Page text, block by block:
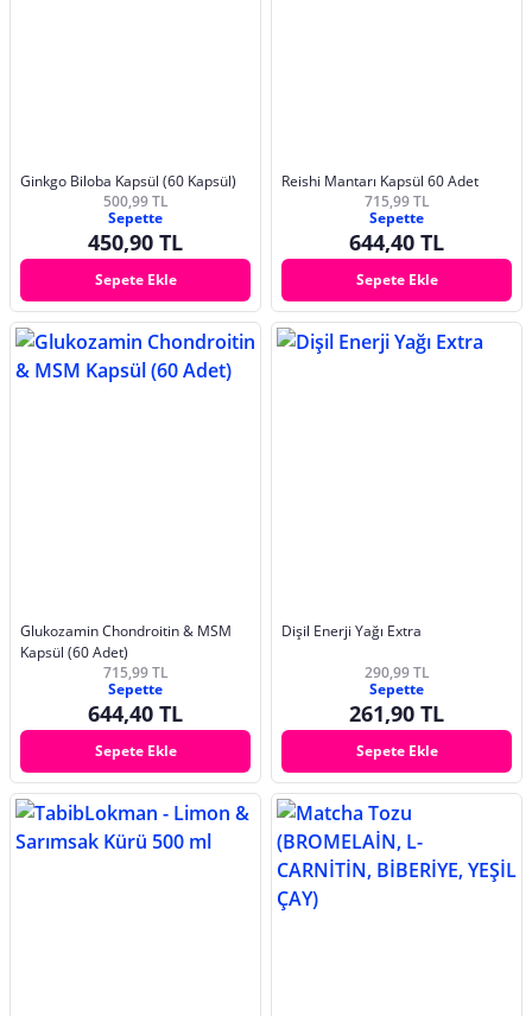
Ginkgo Biloba Kapsül (60 Kapsül)
500,99 TL
Sepette
450,90 TL
Sepete Ekle
Reishi Mantarı Kapsül 60 Adet
715,99 TL
Sepette
644,40 TL
Sepete Ekle
Glukozamin Chondroitin & MSM
Kapsül (60 Adet)
715,99 TL
Sepette
644,40 TL
Sepete Ekle
Dişil Enerji Yağı Extra
290,99 TL
Sepette
261,90 TL
Sepete Ekle